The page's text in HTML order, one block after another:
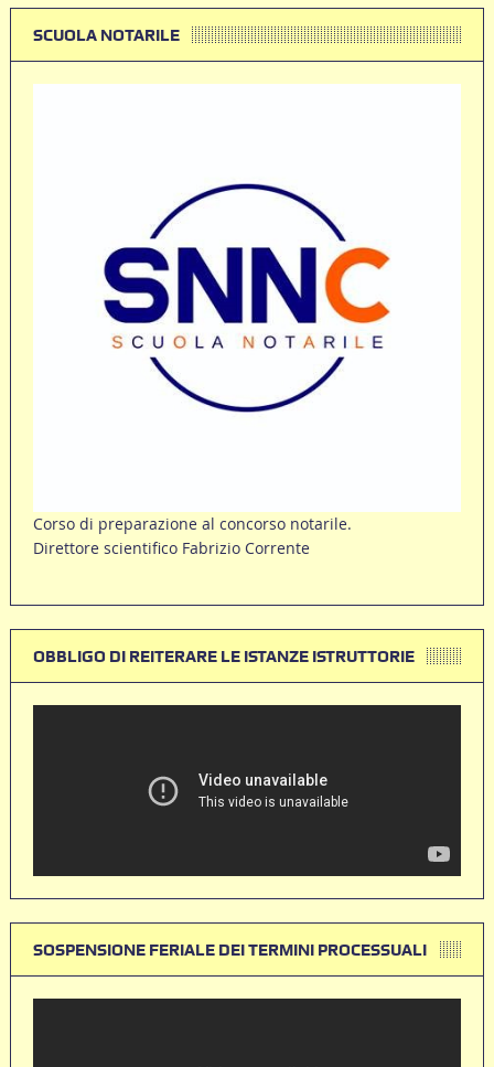
SCUOLA NOTARILE
Corso di preparazione al concorso notarile.
Direttore scientifico Fabrizio Corrente
OBBLIGO DI REITERARE LE ISTANZE ISTRUTTORIE
SOSPENSIONE FERIALE DEI TERMINI PROCESSUALI